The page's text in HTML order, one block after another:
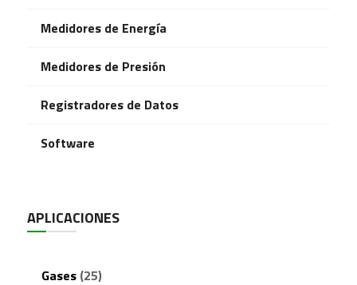
Medidores de Energía
Medidores de Presión
Registradores de Datos
Software
APLICACIONES
Gases(25)